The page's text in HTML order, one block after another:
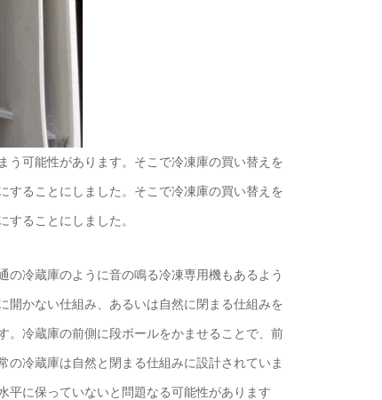
う可能性があります。そこで冷凍庫の買い替えを
することにしました。そこで冷凍庫の買い替えを
ることにしました。
冷蔵庫のように音の鳴る冷凍専用機もあるよう
開かない仕組み、あるいは自然に閉まる仕組みを
。冷蔵庫の前側に段ボールをかませることで、前
冷蔵庫は自然と閉まる仕組みに設計されていま
平に保っていないと問題なる可能性があります